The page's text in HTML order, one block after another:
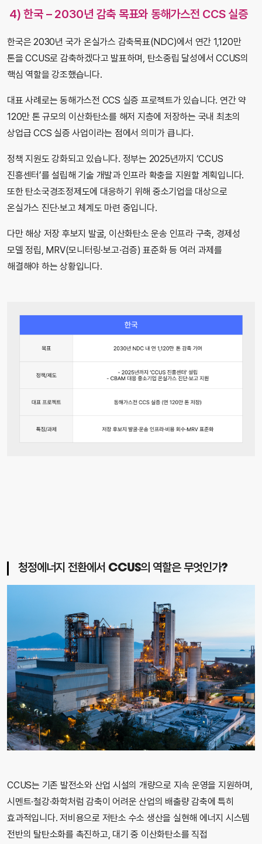
4)한국 – 2030년 감축 목표와 동해가스전 CCS 실증
한국은 2030년 국가 온실가스 감축목표(NDC)에서 연간 1,120만
톤을 CCUS로 감축하겠다고 발표하며, 탄소중립 달성에서 CCUS의
핵심 역할을 강조했습니다.
대표 사례로는 동해가스전 CCS 실증 프로젝트가 있습니다. 연간 약
120만 톤 규모의 이산화탄소를 해저 지층에 저장하는 국내 최초의
상업급 CCS 실증 사업이라는 점에서 의미가 큽니다.
정책 지원도 강화되고 있습니다. 정부는 2025년까지 ‘CCUS
진흥센터’를 설립해 기술 개발과 인프라 확충을 지원할 계획입니다.
또한 탄소국경조정제도에 대응하기 위해 중소기업을 대상으로
온실가스 진단·보고 체계도 마련 중입니다.
다만 해상 저장 후보지 발굴, 이산화탄소 운송 인프라 구축, 경제성
모델 정립, MRV(모니터링·보고·검증) 표준화 등 여러 과제를
해결해야 하는 상황입니다.
청정에너지 전환에서 CCUS의 역할은 무엇인가?
CCUS는 기존 발전소와 산업 시설의 개량으로 지속 운영을 지원하며,
시멘트·철강·화학처럼 감축이 어려운 산업의 배출량 감축에 특히
효과적입니다. 저비용으로 저탄소 수소 생산을 실현해 에너지 시스템
전반의 탈탄소화를 촉진하고, 대기 중 이산화탄소를 직접